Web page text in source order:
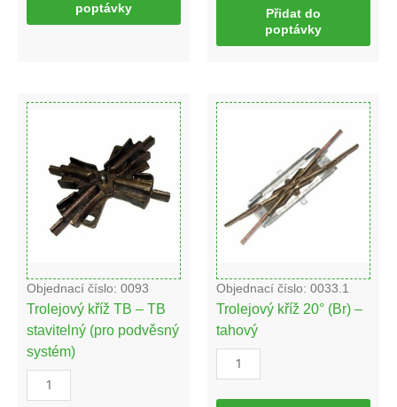
poptávky
Přidat do
poptávky
Objednací číslo: 0093
Trolejový kříž TB – TB
stavitelný (pro podvěsný
systém)
Trolejový
kříž
TB
-
TB
stavitelný
(pro
podvěsný
systém)
množství
Objednací číslo: 0033.1
Trolejový kříž 20° (Br) –
tahový
Trolejový
kříž
20°
(Br)
-
tahový
množství